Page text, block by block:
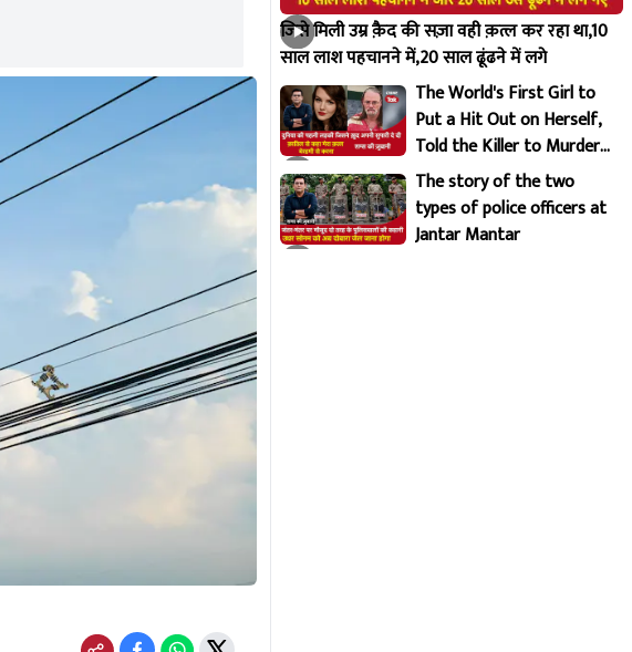
जिसे मिली उम्र क़ैद की सज़ा वही क़त्ल कर रहा था,10
साल लाश पहचानने में,20 साल ढूंढने में लगे
The World's First Girl to
Put a Hit Out on Herself,
Told the Killer to Murder
Her Brutally
The story of the two
types of police officers at
Jantar Mantar